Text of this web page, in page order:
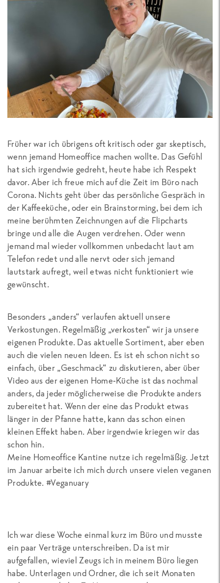
Früher war ich übrigens oft kritisch oder gar skeptisch,
wenn jemand Homeoffice machen wollte. Das Gefühl
hat sich irgendwie gedreht, heute habe ich Respekt
davor. Aber ich freue mich auf die Zeit im Büro nach
Corona. Nichts geht über das persönliche Gespräch in
der Kaffeeküche, oder ein Brainstorming, bei dem ich
meine berühmten Zeichnungen auf die Flipcharts
bringe und alle die Augen verdrehen. Oder wenn
jemand mal wieder vollkommen unbedacht laut am
Telefon redet und alle nervt oder sich jemand
lautstark aufregt, weil etwas nicht funktioniert wie
gewünscht.
Besonders „anders“ verlaufen aktuell unsere
Verkostungen. Regelmäßig „verkosten“ wir ja unsere
eigenen Produkte. Das aktuelle Sortiment, aber eben
auch die vielen neuen Ideen. Es ist eh schon nicht so
einfach, über „Geschmack“ zu diskutieren, aber über
Video aus der eigenen Home-Küche ist das nochmal
anders, da jeder möglicherweise die Produkte anders
zubereitet hat. Wenn der eine das Produkt etwas
länger in der Pfanne hatte, kann das schon einen
kleinen Effekt haben. Aber irgendwie kriegen wir das
schon hin.
Meine Homeoffice Kantine nutze ich regelmäßig. Jetzt
im Januar arbeite ich mich durch unsere vielen veganen
Produkte. #Veganuary
Ich war diese Woche einmal kurz im Büro und musste
ein paar Verträge unterschreiben. Da ist mir
aufgefallen, wieviel Zeugs ich in meinem Büro liegen
habe. Unterlagen und Ordner, die ich seit Monaten